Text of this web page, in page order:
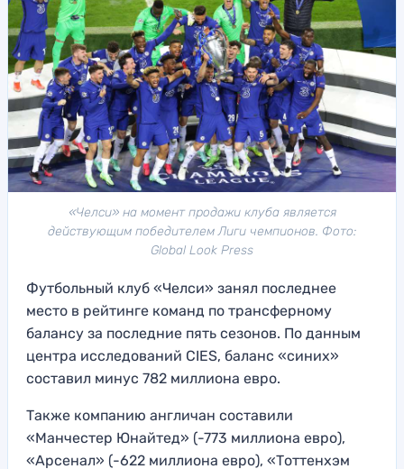
«Челси» на момент продажи клуба является
действующим победителем Лиги чемпионов. Фото:
Global Look Press
Футбольный клуб «Челси» занял последнее
место в рейтинге команд по трансферному
балансу за последние пять сезонов. По данным
центра исследований CIES, баланс «синих»
составил минус 782 миллиона евро.
Также компанию англичан составили
«Манчестер Юнайтед» (-773 миллиона евро),
«Арсенал» (-622 миллиона евро), «Тоттенхэм